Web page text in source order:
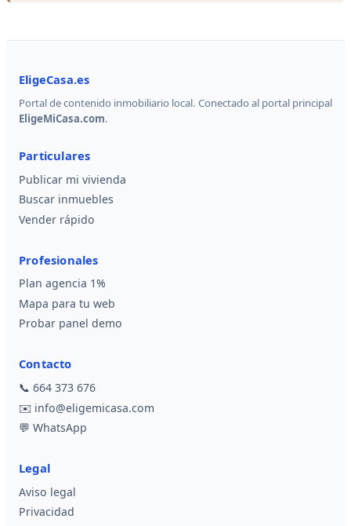
EligeCasa.es
Portal de contenido inmobiliario local. Conectado al portal principal
EligeMiCasa.com.
Particulares
Publicar mi vivienda
Buscar inmuebles
Vender rápido
Profesionales
Plan agencia 1%
Mapa para tu web
Probar panel demo
Contacto
📞 664 373 676
✉️ info@eligemicasa.com
💬 WhatsApp
Legal
Aviso legal
Privacidad